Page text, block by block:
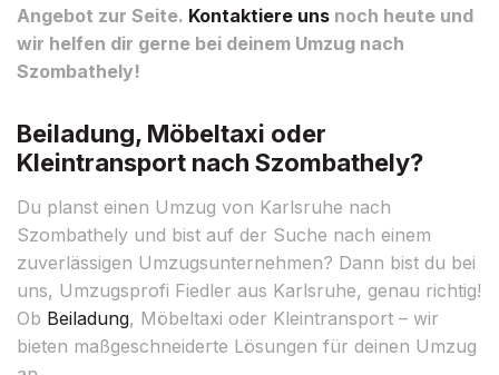
Angebot zur Seite. Kontaktiere uns noch heute und
wir helfen dir gerne bei deinem Umzug nach
Szombathely!
Beiladung, Möbeltaxi oder
Kleintransport nach Szombathely?
Du planst einen Umzug von Karlsruhe nach
Szombathely und bist auf der Suche nach einem
zuverlässigen Umzugsunternehmen? Dann bist du bei
uns, Umzugsprofi Fiedler aus Karlsruhe, genau richtig!
Ob Beiladung, Möbeltaxi oder Kleintransport – wir
bieten maßgeschneiderte Lösungen für deinen Umzug